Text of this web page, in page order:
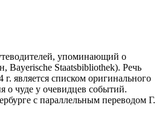
упоминающий о
Bayerische Staatsbibliothek). Речь
является списком оригинального
о чуде у очевидцев событий.
с параллельным переводом Г.